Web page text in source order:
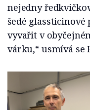
nejedny
šedé glassticinové
vyvařit v
várku,“ usmívá se